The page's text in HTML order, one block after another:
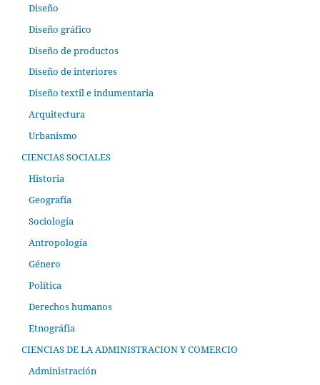
Diseño
Diseño gráfico
Diseño de productos
Diseño de interiores
Diseño textil e indumentaria
Arquitectura
Urbanismo
CIENCIAS SOCIALES
Historia
Geografía
Sociología
Antropología
Género
Política
Derechos humanos
Etnográfia
CIENCIAS DE LA ADMINISTRACION Y COMERCIO
Administración